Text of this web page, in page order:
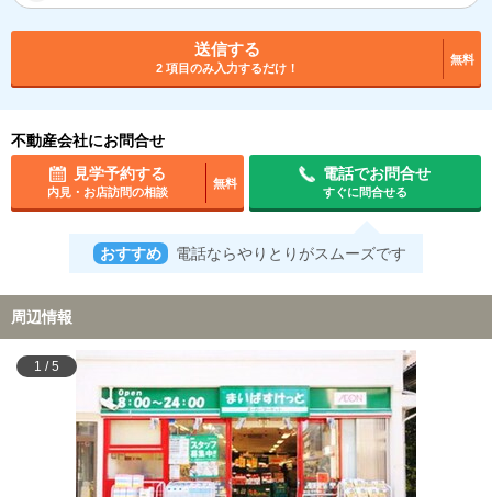
送信する
2 項目のみ入力するだけ！
無料
不動産会社にお問合せ
見学予約する
内見・お店訪問の相談
無料
電話でお問合せ
すぐに問合せる
おすすめ 電話ならやりとりがスムーズです
周辺情報
1 /5